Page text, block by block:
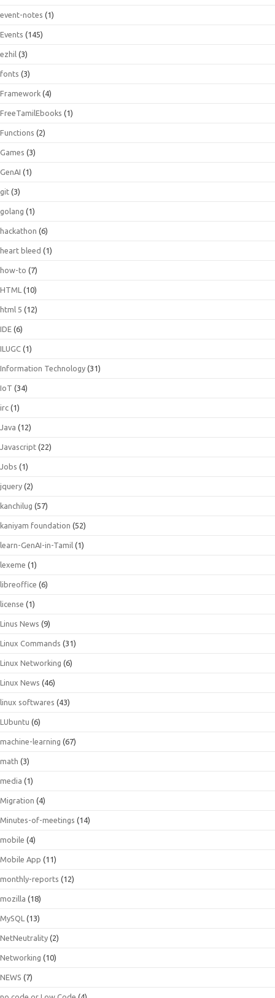
event-notes (1)
Events (145)
ezhil (3)
fonts (3)
Framework (4)
FreeTamilEbooks (1)
Functions (2)
Games (3)
GenAI (1)
git (3)
golang (1)
hackathon (6)
heart bleed (1)
how-to (7)
HTML (10)
html 5 (12)
IDE (6)
ILUGC (1)
Information Technology (31)
IoT (34)
irc (1)
Java (12)
Javascript (22)
Jobs (1)
jquery (2)
kanchilug (57)
kaniyam foundation (52)
learn-GenAI-in-Tamil (1)
lexeme (1)
libreoffice (6)
license (1)
Linus News (9)
Linux Commands (31)
Linux Networking (6)
Linux News (46)
linux softwares (43)
LUbuntu (6)
machine-learning (67)
math (3)
media (1)
Migration (4)
Minutes-of-meetings (14)
mobile (4)
Mobile App (11)
monthly-reports (12)
mozilla (18)
MySQL (13)
NetNeutrality (2)
Networking (10)
NEWS (7)